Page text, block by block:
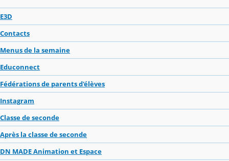
E3D
Contacts
Menus de la semaine
Educonnect
Fédérations de parents d'élèves
Instagram
Classe de seconde
Après la classe de seconde
DN MADE Animation et Espace